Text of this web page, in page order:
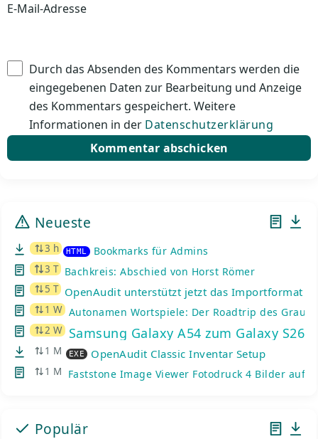
E-Mail-Adresse
Durch das Absenden des Kommentars werden die
eingegebenen Daten zur Bearbeitung und Anzeige
des Kommentars gespeichert. Weitere
Informationen in der Datenschutzerklärung
Neueste
3 h HTML Bookmarks für Admins
3 T Bachkreis: Abschied von Horst Römer
5 T OpenAudit unterstützt jetzt das Importformat
1 W Autonamen Wortspiele: Der Roadtrip des
2 W Samsung Galaxy A54 zum Galaxy
1 M EXE OpenAudit Classic Inventar Setup
1 M Faststone Image Viewer Fotodruck 4 Bilder auf
Populär